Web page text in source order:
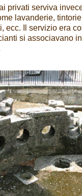
privati serviva
lavanderie,
ecc. Il servizio era
si associavano